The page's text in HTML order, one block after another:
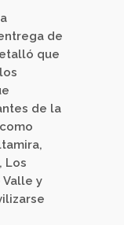
de
que
de la
Los
Valle y